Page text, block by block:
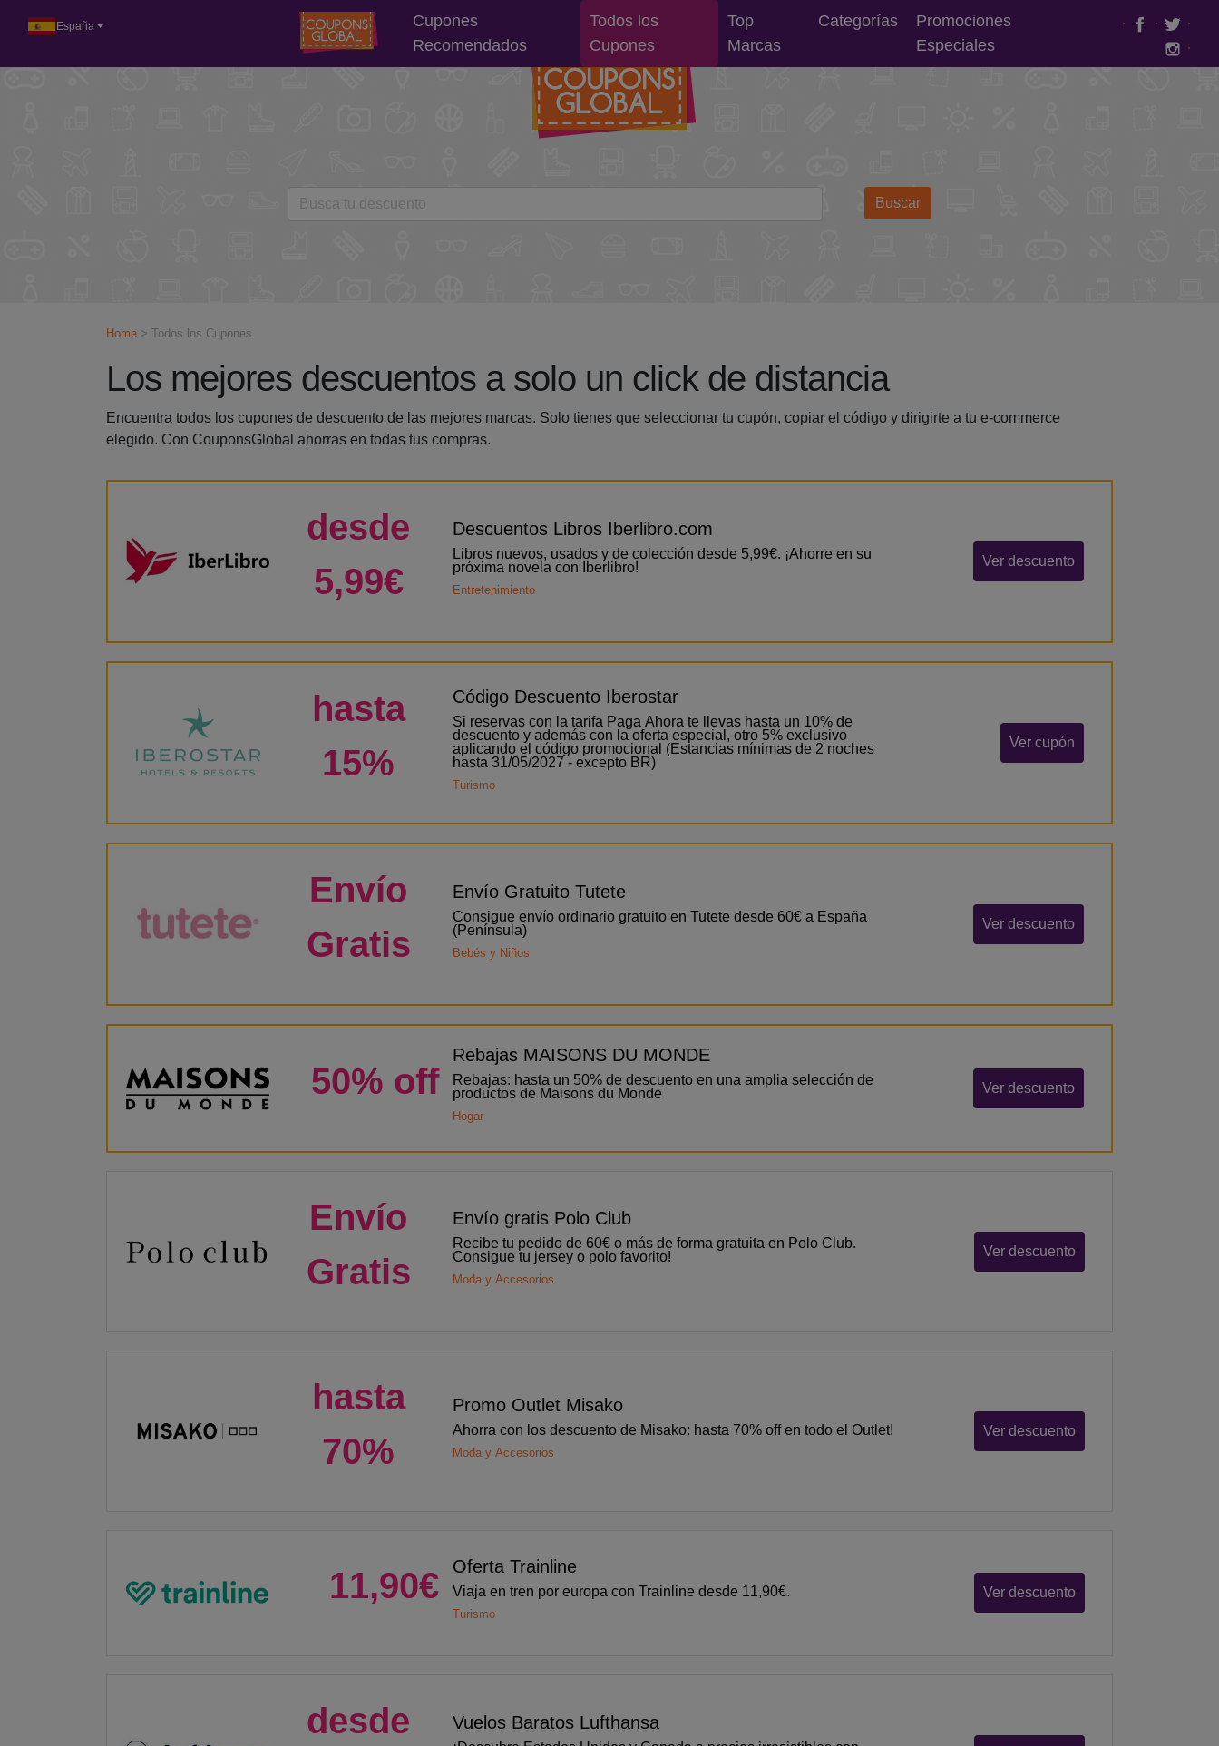
España
Cupones
Recomendados
Todos los
Cupones
Top
Marcas
Categorías
Promociones
Especiales
· ·
·
·
Buscar
Home > Todos los Cupones
Los mejores descuentos a solo un click de distancia
Encuentra todos los cupones de descuento de las mejores marcas. Solo tienes que seleccionar tu cupón, copiar el código y dirigirte a tu e-commerce
elegido. Con CouponsGlobal ahorras en todas tus compras.
desde
5,99€
Descuentos Libros Iberlibro.com
Libros nuevos, usados y de colección desde 5,99€. ¡Ahorre en su
próxima novela con Iberlibro!
Entretenimiento
Ver descuento
hasta
15%
Código Descuento Iberostar
Si reservas con la tarifa Paga Ahora te llevas hasta un 10% de
descuento y además con la oferta especial, otro 5% exclusivo
aplicando el código promocional (Estancias mínimas de 2 noches
hasta 31/05/2027 - excepto BR)
Turismo
Ver cupón
Envío
Gratis
Envío Gratuito Tutete
Consigue envío ordinario gratuito en Tutete desde 60€ a España
(Península)
Bebés y Niños
Ver descuento
50% off
Rebajas MAISONS DU MONDE
Rebajas: hasta un 50% de descuento en una amplia selección de
productos de Maisons du Monde
Hogar
Ver descuento
Envío
Gratis
Envío gratis Polo Club
Recibe tu pedido de 60€ o más de forma gratuita en Polo Club.
Consigue tu jersey o polo favorito!
Moda y Accesorios
Ver descuento
hasta
70%
Promo Outlet Misako
Ahorra con los descuento de Misako: hasta 70% off en todo el Outlet!
Moda y Accesorios
Ver descuento
11,90€ Oferta Trainline
Viaja en tren por europa con Trainline desde 11,90€.
Turismo
Ver descuento
desde
Vuelos Baratos Lufthansa